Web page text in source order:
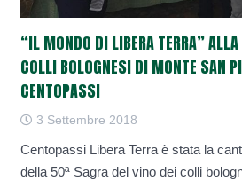
“IL MONDO DI LIBERA TERRA”
COLLI BOLOGNESI DI MONTE SAN
CENTOPASSI
3 Settembre 2018
Centopassi Libera Terra è stata la
della 50ª Sagra del vino dei colli